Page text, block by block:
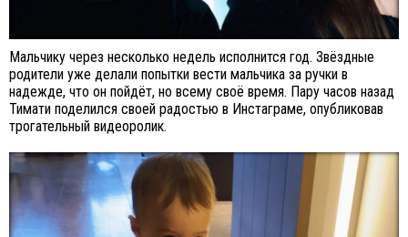
Мальчику через несколько недель исполнится год. Звёздные
родители уже делали попытки вести мальчика за ручки в
надежде, что он пойдёт, но всему своё время. Пару часов назад
Тимати поделился своей радостью в Инстаграме, опубликовав
трогательный видеоролик.